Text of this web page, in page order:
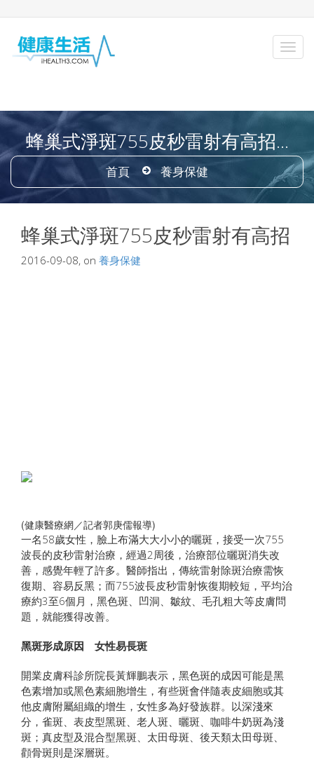
蜂巢式淨斑755皮秒雷射有高招...
首頁 養身保健
蜂巢式淨斑755皮秒雷射有高招
2016-09-08, on 養身保健
(健康醫療網／記者郭庚儒報導)
一名58歲女性，臉上布滿大大小小的曬斑，接受一次755
波長的皮秒雷射治療，經過2周後，治療部位曬斑消失改
善，感覺年輕了許多。醫師指出，傳統雷射除斑治療需恢
復期、容易反黑；而755波長皮秒雷射恢復期較短，平均治
療約3至6個月，黑色斑、凹洞、皺紋、毛孔粗大等皮膚問
題，就能獲得改善。
黑斑形成原因 女性易長斑
開業皮膚科診所院長黃輝鵬表示，黑色斑的成因可能是黑
色素增加或黑色素細胞增生，有些斑會伴隨表皮細胞或其
他皮膚附屬組織的增生，女性多為好發族群。以深淺來
分，雀斑、表皮型黑斑、老人斑、曬斑、咖啡牛奶斑為淺
斑；真皮型及混合型黑斑、太田母斑、後天類太田母斑、
顴骨斑則是深層斑。